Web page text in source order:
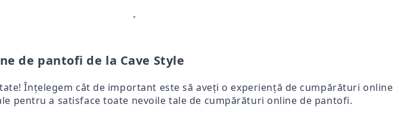
-
de pantofi de la Cave Style
Înțelegem cât de important este să aveți o experiență de cumpărături online
pentru a satisface toate nevoile tale de cumpărături online de pantofi.